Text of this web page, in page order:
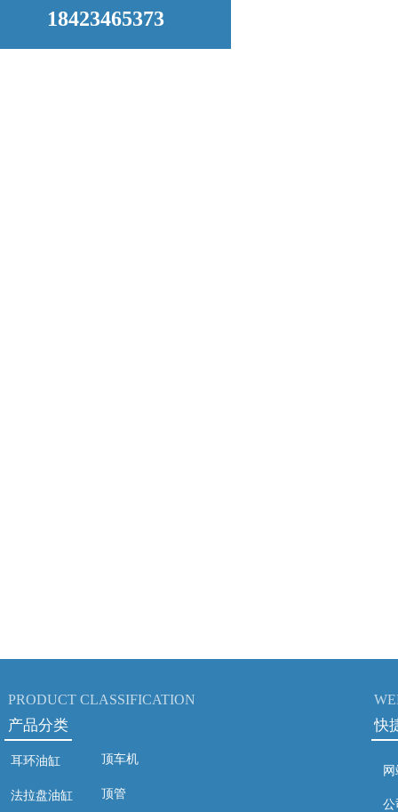
18423465373
快
顶车机
顶管
产品分类
PRODUCT CLASSIFICATION
耳环油缸
法拉盘油缸
公